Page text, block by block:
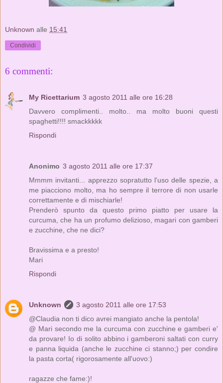
Unknown alle 15:41
Condividi
6 commenti:
My Ricettarium 3 agosto 2011 alle ore 16:28
Davvero complimenti.. molto.. ma molto buoni questi
spaghetti!!!! smackkkkk
Rispondi
Anonimo 3 agosto 2011 alle ore 17:37
Mmmm invitanti... apprezzo sopratutto l'uso delle spezie, a
me piacciono molto, ma ho sempre il terrore di non usarle
correttamente e di mischiarle!
Prenderò spunto da questo primo piatto per usare la
curcuma, che ha un profumo delizioso, magari con gamberi
e zucchine, che ne dici?
Bravissima e a presto!
Mari
Rispondi
Unknown
3 agosto 2011 alle ore 17:53
@Claudia non ti dico avrei mangiato anche la pentola!
@ Mari secondo me la curcuma con zucchine e gamberi e'
da provare! Io di solito abbino i gamberoni saltati con curry
e panna liquida (anche le zucchine ci stanno;) per condire
la pasta corta( rigorosamente all'uovo:)
ragazze che fame:)!